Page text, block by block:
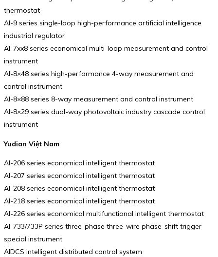
thermostat
AI-9 series single-loop high-performance artificial intelligence
industrial regulator
AI-7xx8 series economical multi-loop measurement and control
instrument
AI-8×48 series high-performance 4-way measurement and
control instrument
AI-8×88 series 8-way measurement and control instrument
AI-8×29 series dual-way photovoltaic industry cascade control
instrument
Yudian Việt Nam
AI-206 series economical intelligent thermostat
AI-207 series economical intelligent thermostat
AI-208 series economical intelligent thermostat
AI-218 series economical intelligent thermostat
AI-226 series economical multifunctional intelligent thermostat
AI-733/733P series three-phase three-wire phase-shift trigger
special instrument
AIDCS intelligent distributed control system